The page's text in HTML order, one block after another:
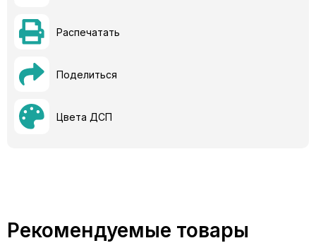
Распечатать
Поделиться
Цвета ДСП
Рекомендуемые товары